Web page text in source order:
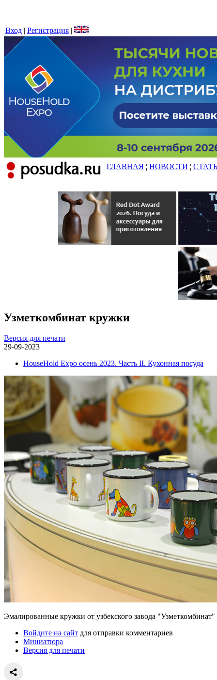
Вход | Регистрация |
ГЛАВНАЯ ¦ НОВОСТИ ¦
Узметкомбинат кружки
Версия для печати
29-09-2023
HouseHold Expo осень 2023. Часть II. Кухонная посуда
Эмалированные кружки от узбекского завода "Узметкомбинат"
Войдите на сайт для отправки комментариев
Миниатюра
Версия для печати